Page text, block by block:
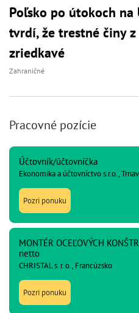
Poľsko po útokoch
tvrdí, že trestné činy
zriedkavé
Zahraničné
Pracovné pozície
Účtovník/účtovníčka
Ekonomika a účtovníctvo s.r.o.,
Pozri ponuku
MONTÉR OCEĽOVÝCH
netto
CHRISTAL s. r. o., Francúzsko
Pozri ponuku